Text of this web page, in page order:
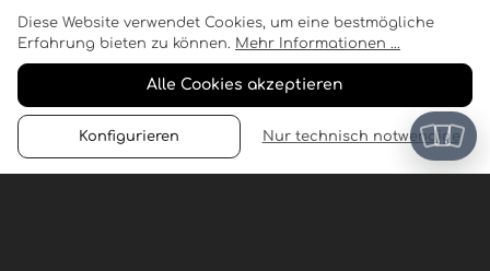
SERVICE
Diese Website verwendet Cookies, um eine bestmögliche
Erfahrung bieten zu können. Mehr Informationen ...
Alle Cookies akzeptieren
Konfigurieren Nur technisch notwendige